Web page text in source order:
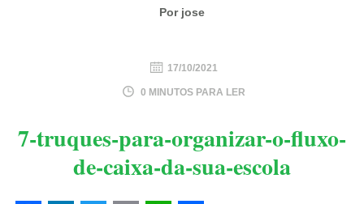
Por jose
17/10/2021
0 MINUTOS PARA LER
7-truques-para-organizar-o-fluxo-
de-caixa-da-sua-escola